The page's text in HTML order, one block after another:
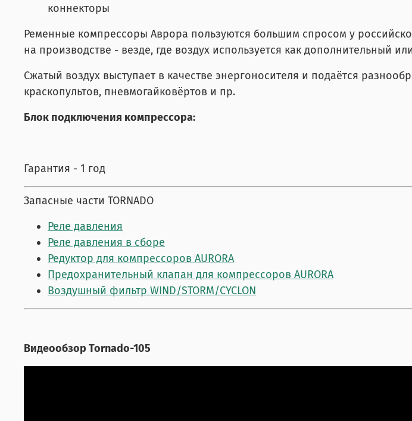
коннекторы
Ременные компрессоры Аврора пользуются большим спросом у
на производстве - везде, где воздух используется как дополнительный
Сжатый воздух выступает в качестве энергоносителя и подаётся
краскопультов, пневмогайковёртов и пр.
Блок подключения компрессора:
Гарантия - 1 год
Запасные части TORNADO
Реле давления
Реле давления в сборе
Редуктор для компрессоров AURORA
Предохранительный клапан для компрессоров AURORA
Воздушный фильтр WIND/STORM/CYCLON
Видеообзор Tornado-105